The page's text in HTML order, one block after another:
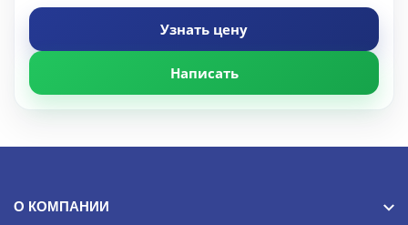
Узнать цену
Написать
О КОМПАНИИ